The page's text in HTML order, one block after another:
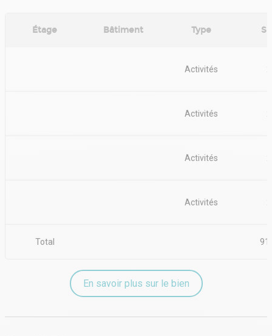
Étage Bâtiment Type
Activités
Activités
Activités
Activités
Total
En savoir plus sur le bien